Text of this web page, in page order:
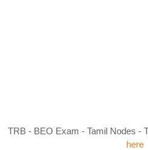
TRB - BEO Exam - Tamil Nodes -
here